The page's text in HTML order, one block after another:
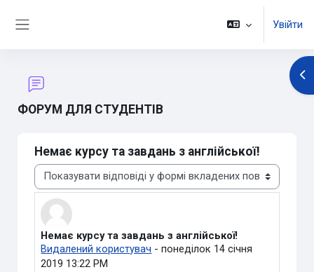
Увійти
ФОРУМ ДЛЯ СТУДЕНТІВ
Немає курсу та завдань з англійської!
Тип показу
Немає курсу та завдань з англійської!
Видалений користувач -понеділок 14 січня
2019 13:22 PM
Кількість відповідей: 0